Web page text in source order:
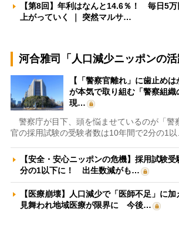
【第8回】年利はなんと14.6％！ 毎日5
上がっていく ｜ 突然マルサ…
河合雅司「人口減少ニッポンの活
【「警察官離れ」に歯止め
が本気で取り組む「警察組
現…
警察庁が目下、頭を悩ませているのが「警
官の採用試験の受験者数は10年間で2分の1以
【安全・安心ニッポンの危機】採用試験
分の1以下に！ 出生数減がも…
【医療崩壊】人口減少で「医師不足」に
見舞われ地域医療が限界に 今後…